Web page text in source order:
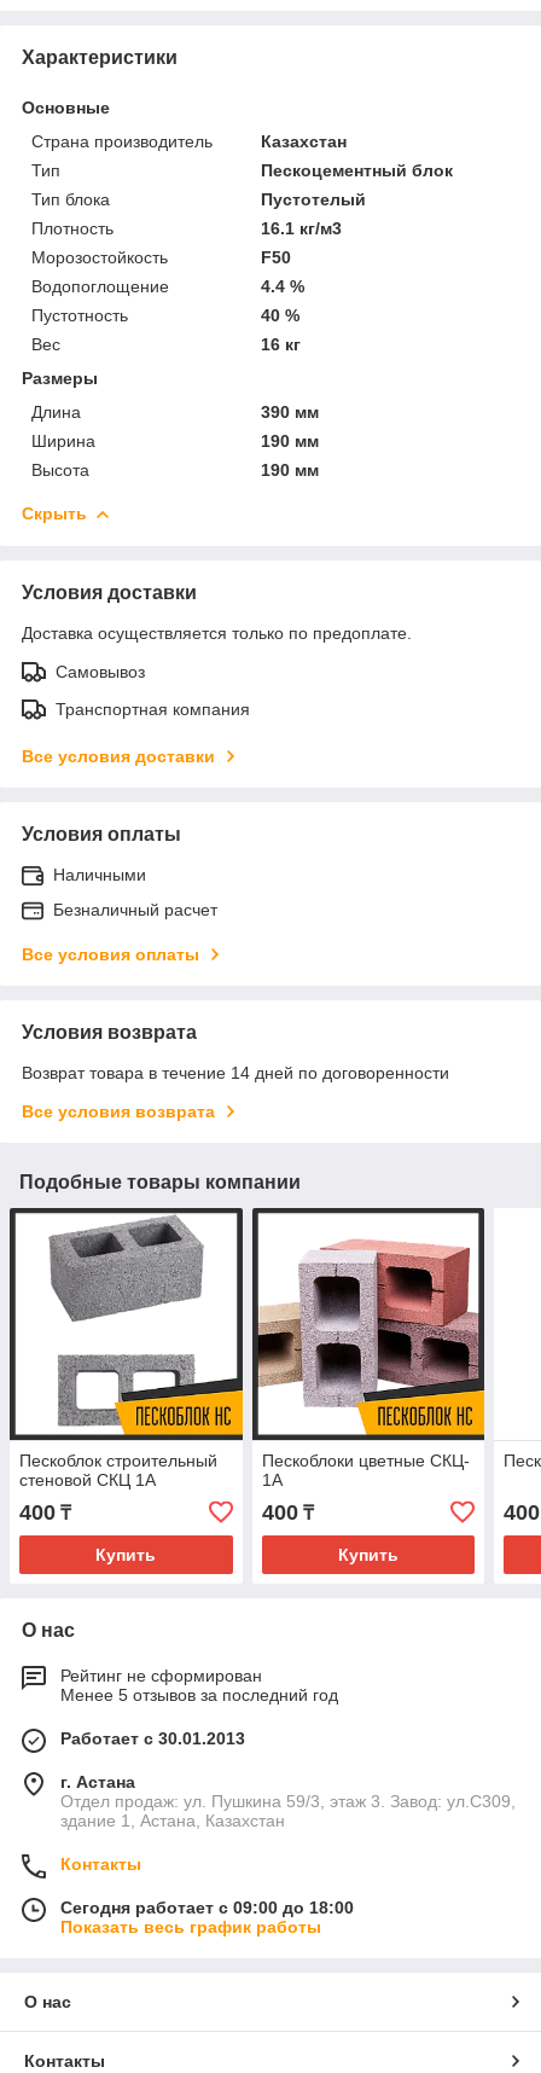
Характеристики
Основные
Страна производитель
Казахстан
Тип
Пескоцементный блок
Тип блока
Пустотелый
Плотность
16.1 кг/м3
Морозостойкость
F50
Водопоглощение
4.4 %
Пустотность
40 %
Вес
16 кг
Размеры
Длина
390 мм
Ширина
190 мм
Высота
190 мм
Скрыть
Условия доставки
Доставка осуществляется только по предоплате.
Самовывоз
Транспортная компания
Все условия доставки
Условия оплаты
Наличными
Безналичный расчет
Все условия оплаты
Условия возврата
Возврат товара в течение 14 дней по договоренности
Все условия возврата
Подобные товары компании
Пескоблок строительный
стеновой СКЦ 1А
400 ₸
Купить
Пескоблоки цветные СКЦ-
1А
400₸
Купить
400
О нас
Рейтинг не сформирован
Менее 5 отзывов за последний год
Работает с 30.01.2013
г. Астана
Отдел продаж: ул. Пушкина 59/3, этаж 3. Завод: ул.С309,
здание 1, Астана, Казахстан
Контакты
Сегодня работает с 09:00 до 18:00
Показать весь график работы
О нас
Контакты